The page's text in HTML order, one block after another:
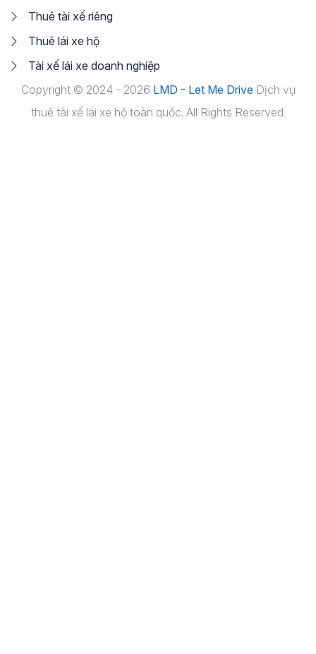
Thuê tài xế riêng
Thuê lái xe hộ
Tài xế lái xe doanh nghiệp
Copyright © 2024 - 2026 LMD - Let Me Drive Dịch vụ
thuê tài xế lái xe hộ toàn quốc. All Rights Reserved.